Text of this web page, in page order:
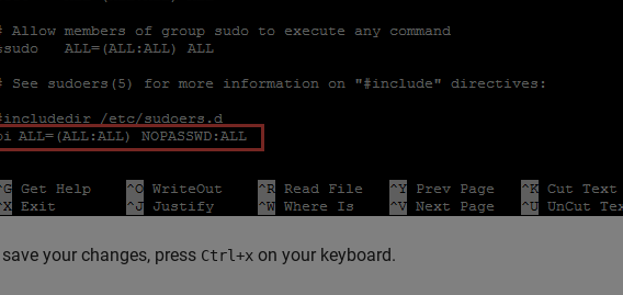
your changes, press Ctrl+x on your keyboard.